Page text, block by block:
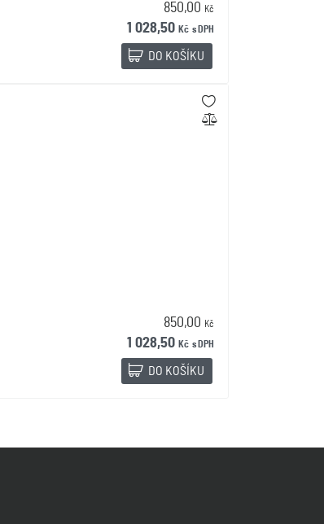
850,00 Kč
1 028,50 Kč s DPH
DO KOŠÍKU
850,00 Kč
1 028,50 Kč s DPH
DO KOŠÍKU